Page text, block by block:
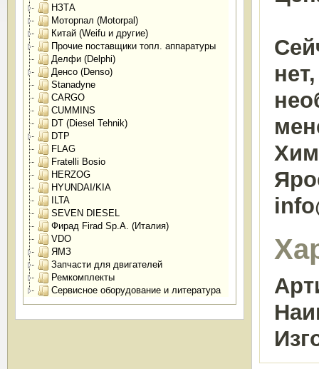
НЗТА
Моторпал (Motorpal)
Китай (Weifu и другие)
Прочие поставщики топл. аппаратуры
Делфи (Delphi)
Денсо (Denso)
Stanadyne
CARGO
CUMMINS
DT (Diesel Tehnik)
DTP
FLAG
Fratelli Bosio
HERZOG
HYUNDAI/KIA
ILTA
SEVEN DIESEL
Фирад Firad Sp.A. (Италия)
VDO
ЯМЗ
Запчасти для двигателей
Ремкомплекты
Сервисное оборудование и литература